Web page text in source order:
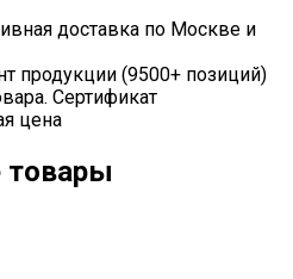
доставка по Москве и
продукции (9500+ позиций)
Сертификат
цена